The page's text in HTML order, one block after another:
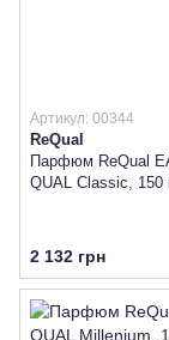
Артикул: 00344
ReQual
Парфюм ReQual
QUAL Classic, 150
2 132 грн